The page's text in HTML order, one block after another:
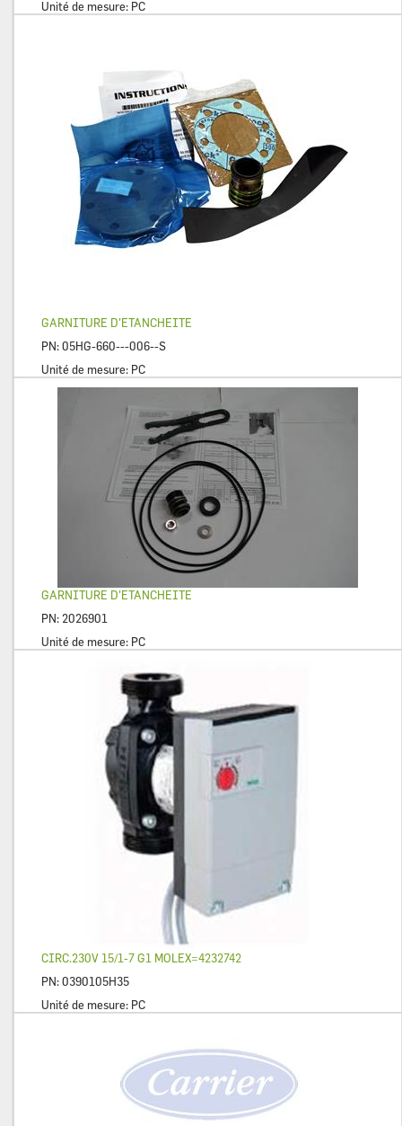
Unité de mesure: PC
GARNITURE D'ETANCHEITE
PN:05HG-660---006--S
Unité de mesure: PC
GARNITURE D'ETANCHEITE
PN:2026901
Unité de mesure: PC
CIRC.230V 15/1-7 G1 MOLEX=4232742
PN:0390105H35
Unité de mesure: PC